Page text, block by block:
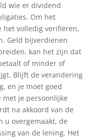
wie er dividend
Om het
het volledig verifiëren,
Geld bijverdienen
kan het zijn dat
of minder of
Blijft de verandering
en je moet goed
je persoonlijke
na akkoord van de
u overgemaakt, de
van de lening. Het